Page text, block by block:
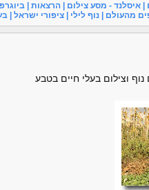
|איסלנד - מסע צילום |הרצאות |
מהעולם |נוף לילי |ציפורי ישראל |
וצילום בעלי חיים בטבע